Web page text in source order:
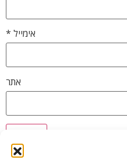
אימייל *
אתר